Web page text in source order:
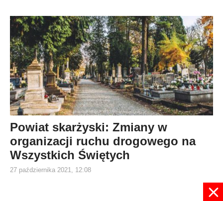
Powiat skarżyski: Zmiany w
organizacji ruchu drogowego na
Wszystkich Świętych
27 października 2021, 12:08